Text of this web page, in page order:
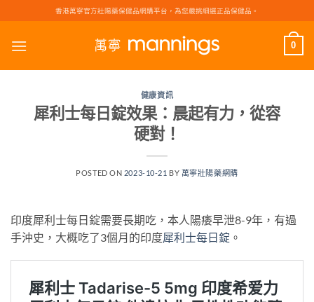
to
content
香港萬寧官方壯陽藥保健品網購平台，為您嚴挑細選正品保健品。
0
健康資訊
犀利士每日錠效果：晨起有力，從容
硬對！
POSTED ON 2023-10-21 BY 萬寧壯陽藥網購
印度犀利士每日錠需要長期吃，本人陽痿早泄8-9年，有過
手沖史，大概吃了3個月的印度犀利士每日錠 。